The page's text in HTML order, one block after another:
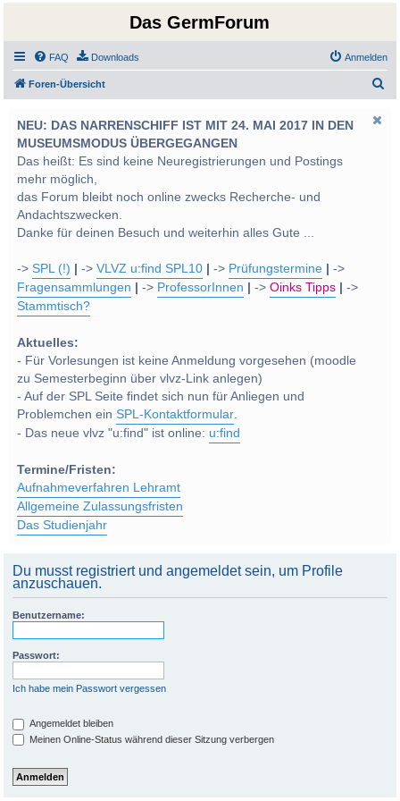
Das GermForum
FAQ Downloads Anmelden
Foren-Übersicht
NEU: DAS NARRENSCHIFF IST MIT 24. MAI 2017 IN DEN
MUSEUMSMODUS ÜBERGEGANGEN
Das heißt: Es sind keine Neuregistrierungen und Postings
mehr möglich,
das Forum bleibt noch online zwecks Recherche- und
Andachtszwecken.
Danke für deinen Besuch und weiterhin alles Gute ...
->SPL (!) ->VLVZ u:find SPL10 -> Prüfungstermine
->
Fragensammlungen
-> ProfessorInnen ->Oinks Tipps
->
Stammtisch?
Aktuelles:
- Für Vorlesungen ist keine Anmeldung vorgesehen (moodle
zu Semesterbeginn über vlvz-Link anlegen)
- Auf der SPL Seite findet sich nun für Anliegen und
Problemchen einSPL-Kontaktformular.
- Das neue vlvz "u:find" ist online: u:find
Termine/Fristen:
Aufnahmeverfahren Lehramt
Allgemeine Zulassungsfristen
Das Studienjahr
Du musst registriert und angemeldet sein, um Profile
anzuschauen.
Benutzername:
Passwort:
Ich habe mein Passwort vergessen
Angemeldet bleiben
Meinen Online-Status während dieser Sitzung verbergen